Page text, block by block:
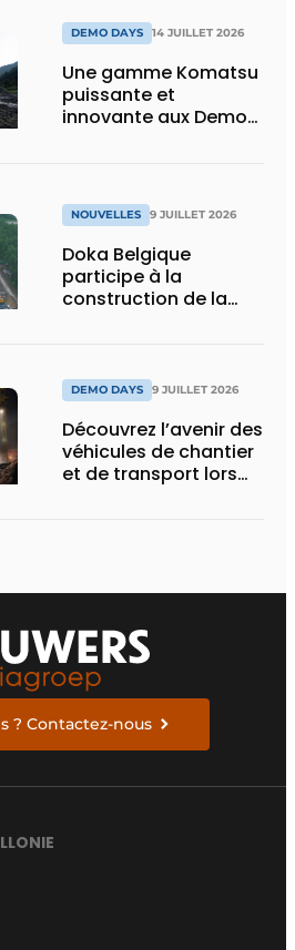
DEMO DAYS 14 JUILLET 2026
Une gamme Komatsu
puissante et
innovante aux Demo
NOUVELLES 9 JUILLET 2026
Doka Belgique
participe à la
construction de la
DEMO DAYS 9 JUILLET 2026
Découvrez l’avenir des
véhicules de chantier
et de transport lors
? Contactez-nous